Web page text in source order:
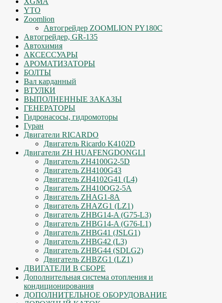
YTO
Zoomlion
Автогрейдер ZOOMLION PY180C
Автогрейдер, GR-135
Автохимия
АКСЕССУАРЫ
АРОМАТИЗАТОРЫ
БОЛТЫ
Вал карданный
ВТУЛКИ
ВЫПОЛНЕННЫЕ ЗАКАЗЫ
ГЕНЕРАТОРЫ
Гидронасосы, гидромоторы
Гуран
Двигатели RICARDO
Двигатель Ricardo K4102D
Двигатели ZH HUAFENGDONGLI
Двигатель ZH4100G2-5D
Двигатель ZH4100G43
Двигатель ZH4102G41 (L4)
Двигатель ZH410OG2-5A
Двигатель ZHAG1-8A
Двигатель ZHAZG1 (LZ1)
Двигатель ZHBG14-A (G75-L3)
Двигатель ZHBG14-A (G76-L1)
Двигатель ZHBG41 (JSLG1)
Двигатель ZHBG42 (L3)
Двигатель ZHBG44 (SDLG2)
Двигатель ZHBZG1 (LZ1)
ДВИГАТЕЛИ В СБОРЕ
Дополнительная система отопления и
кондиционирования
ДОПОЛНИТЕЛЬНОЕ ОБОРУДОВАНИЕ